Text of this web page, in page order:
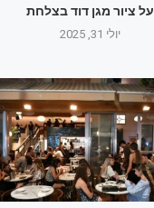
על ציור מגן דוד בצלחת
יולי 31, 2025